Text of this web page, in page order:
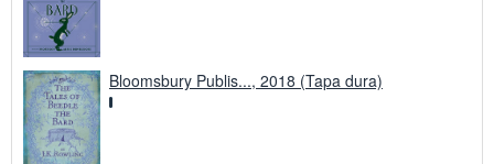
Bloomsbury Publis..., 2018 (Tapa dura)